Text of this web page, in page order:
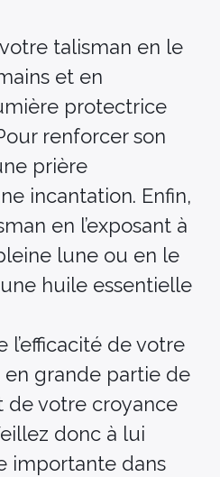
talisman en le
et en
protectrice
renforcer son
prière
incantation. Enfin,
en l’exposant à
lune ou en le
huile essentielle
l’efficacité de votre
grande partie de
votre croyance
donc à lui
importante dans